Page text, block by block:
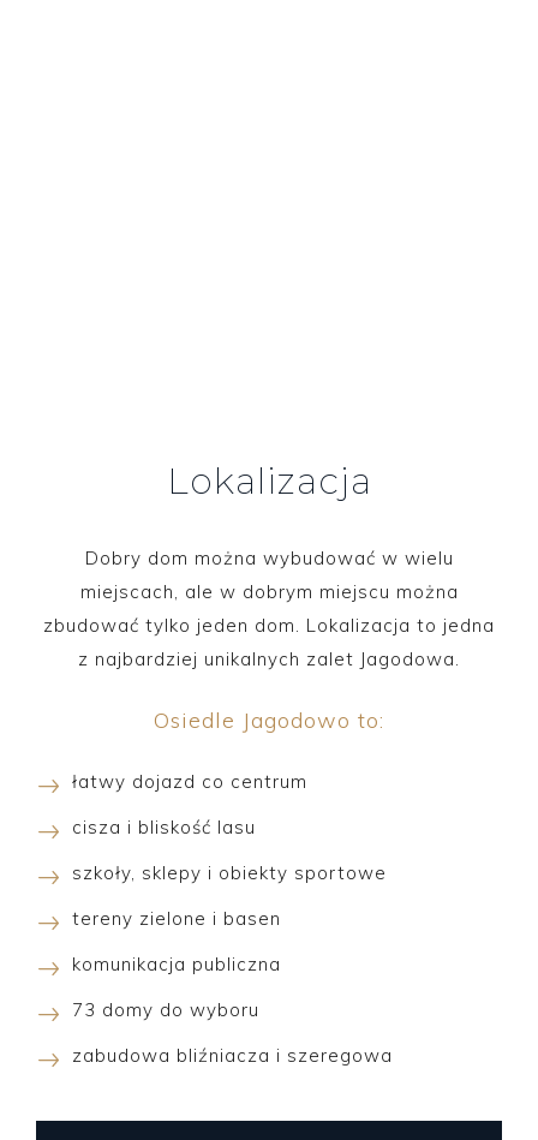
Lokalizacja
Dobry dom można wybudować w wielu
miejscach, ale w dobrym miejscu można
zbudować tylko jeden dom. Lokalizacja to jedna
z najbardziej unikalnych zalet Jagodowa.
Osiedle Jagodowo to:
łatwy dojazd co centrum
cisza i bliskość lasu
szkoły, sklepy i obiekty sportowe
tereny zielone i basen
komunikacja publiczna
73 domy do wyboru
zabudowa bliźniacza i szeregowa